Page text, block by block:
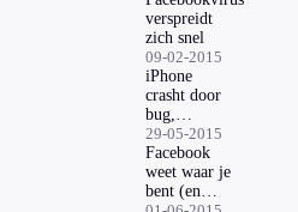
ontslag
verspreidt
zich snel
09-02-2015
iPhone
crasht door
bug,
Google
lanceert
nieuwe
opslagdienst
29-05-2015
Facebook
weet waar je
bent (en